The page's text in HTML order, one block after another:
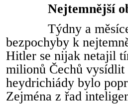
Nejtemnější
Týdny a
bezpochyby k
Hitler se nijak netajil
milionů Čechů
heydrichiády bylo
Zejména z řad